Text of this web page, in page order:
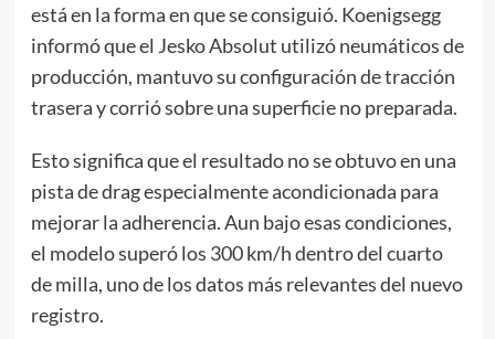
está en la forma en que se consiguió. Koenigsegg
informó que el Jesko Absolut utilizó neumáticos de
producción, mantuvo su configuración de tracción
trasera y corrió sobre una superficie no preparada.
Esto significa que el resultado no se obtuvo en una
pista de drag especialmente acondicionada para
mejorar la adherencia. Aun bajo esas condiciones,
el modelo superó los 300 km/h dentro del cuarto
de milla, uno de los datos más relevantes del nuevo
registro.